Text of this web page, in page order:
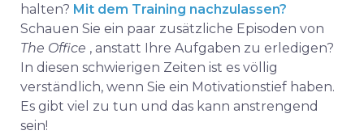
halten? Mit dem Training nachzulassen?
Schauen Sie ein paar zusätzliche Episoden von
The Office , anstatt Ihre Aufgaben zu erledigen?
In diesen schwierigen Zeiten ist es völlig
verständlich, wenn Sie ein Motivationstief haben.
Es gibt viel zu tun und das kann anstrengend
sein!